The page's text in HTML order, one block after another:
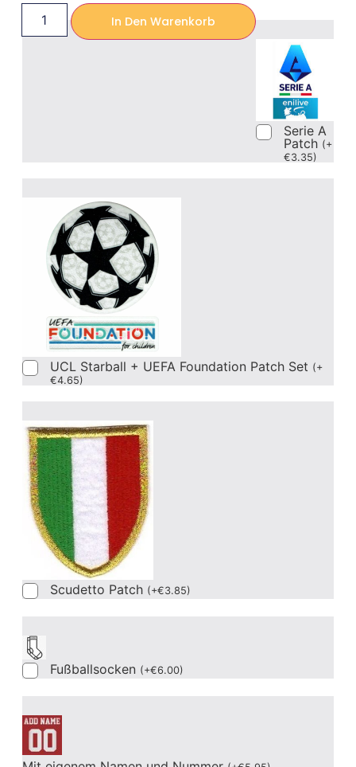
In Den Warenkorb
Serie A
Patch (+
€3.35)
UCL Starball + UEFA Foundation Patch Set (+
€4.65)
Scudetto Patch (+€3.85)
Fußballsocken (+€6.00)